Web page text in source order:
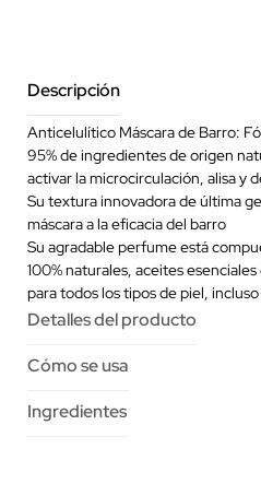
Descripción
Anticelulítico Máscara de Barro:
95% de ingredientes de origen
activar la microcirculación, alisa y
Su textura innovadora de última
máscara a la eficacia del barro
Su agradable perfume está
100% naturales, aceites
para todos los tipos de piel, incluso
Detalles del producto
Cómo se usa
Ingredientes